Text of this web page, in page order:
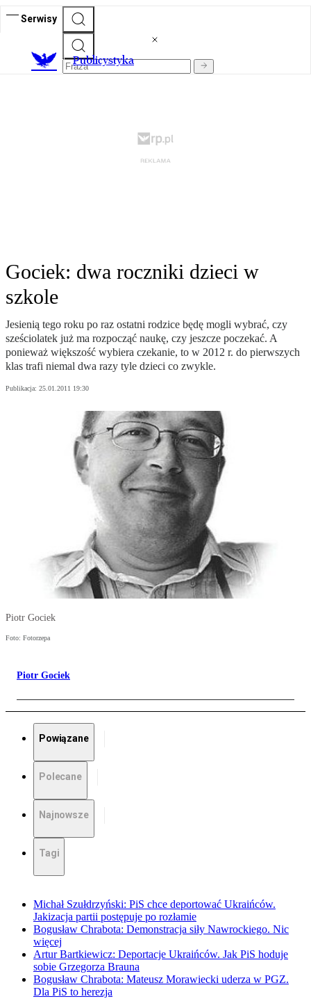
Serwisy
Publicystyka
Gociek: dwa roczniki dzieci w
szkole
Jesienią tego roku po raz ostatni rodzice będę mogli wybrać, czy
sześciolatek już ma rozpocząć naukę, czy jeszcze poczekać. A
ponieważ większość wybiera czekanie, to w 2012 r. do pierwszych
klas trafi niemal dwa razy tyle dzieci co zwykle.
Publikacja: 25.01.2011 19:30
Piotr Gociek
Foto: Fotorzepa
Piotr Gociek
Powiązane
Polecane
Najnowsze
Tagi
Michał Szułdrzyński: PiS chce deportować Ukraińców.
Jakizacja partii postępuje po rozłamie
Bogusław Chrabota: Demonstracja siły Nawrockiego. Nic
więcej
Artur Bartkiewicz: Deportacje Ukraińców. Jak PiS hoduje
sobie Grzegorza Brauna
Bogusław Chrabota: Mateusz Morawiecki uderza w PGZ.
Dla PiS to herezja